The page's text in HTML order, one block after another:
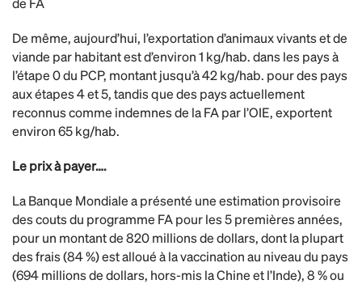
De même, aujourd’hui, l’exportation d’animaux vivants et de
viande par habitant est d’environ 1 kg/hab. dans les pays à
l’étape 0 du PCP, montant jusqu’à 42 kg/hab. pour des pays
aux étapes 4 et 5, tandis que des pays actuellement
reconnus comme indemnes de la FA par l’OIE, exportent
environ 65 kg/hab.
Le prix à payer….
La Banque Mondiale a présenté une estimation provisoire
des couts du programme FA pour les 5 premières années,
pour un montant de 820 millions de dollars, dont la plupart
des frais (84 %) est alloué à la vaccination au niveau du pays
(694 millions de dollars, hors-mis la Chine et l’Inde), 8 % ou